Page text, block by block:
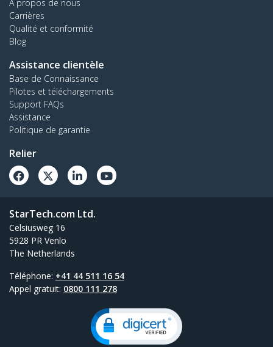
À propos de nous
Carrières
Qualité et conformité
Blog
Assistance clientèle
Base de Connaissance
Pilotes et téléchargements
Support FAQs
Assistance
Politique de garantie
Relier
StarTech.com Ltd.
Celsiusweg 16
5928 PR Venlo
The Netherlands
Téléphone: +41 44 511 16 54
Appel gratuit: 0800 111 278